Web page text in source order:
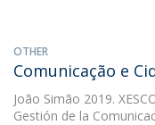
OTHER
Comunicação e
João Simão 2019.
Gestión de la